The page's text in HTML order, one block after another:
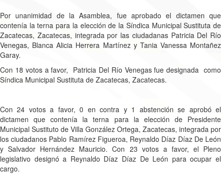
Por unanimidad de la Asamblea, fue aprobado el dictamen que
contenía la terna para la elección de la Síndica Municipal Sustituta de
Zacatecas, Zacatecas, integrada por las ciudadanas Patricia Del Río
Venegas, Blanca Alicia Herrera Martínez y Tania Vanessa Montañez
Garay.
Con 18 votos a favor, Patricia Del Río Venegas fue designada como
Síndica Municipal Sustituta de Zacatecas, Zacatecas.
Con 24 votos a favor, 0 en contra y 1 abstención se aprobó el
dictamen que contenía la terna para la elección de Presidente
Municipal Sustituto de Villa González Ortega, Zacatecas, integrada por
los ciudadanos Pablo Ramírez Figueroa, Reynaldo Díaz Díaz De León
y Salvador Hernández Mauricio. Con 23 votos a favor, el Pleno
legislativo designó a Reynaldo Díaz Díaz De León para ocupar el
cargo.